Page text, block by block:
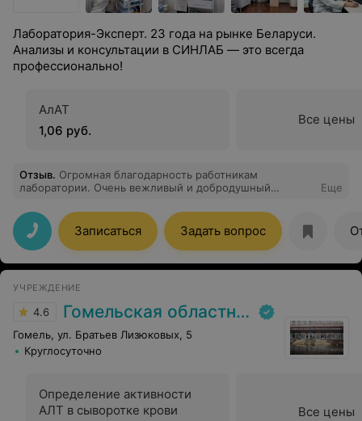
Лаборатория-Эксперт. 23 года на рынке Беларуси.
Анализы и консультации в СИНЛАБ — это всегда
профессионально!
АлАТ
1,06 руб.
Все цены
Отзыв. Огромная благодарность работникам
лаборатории. Очень вежливый и добродушный
заборе крови. Результат по электронке в тот же день.
Обратилась в первый раз, только положительные
эмоции. Молодцы!!! Всем рекомендую!
Еще
Записаться Задать вопрос
УЧРЕЖДЕНИЕ
4.6 Гомельская областная клиническая больница
Гомель, ул. Братьев Лизюковых, 5
Круглосуточно
Определение активности
АЛТ в сыворотке крови
Все цены